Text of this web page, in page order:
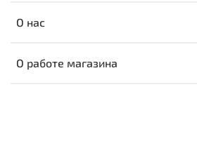
О нас
О работе магазина